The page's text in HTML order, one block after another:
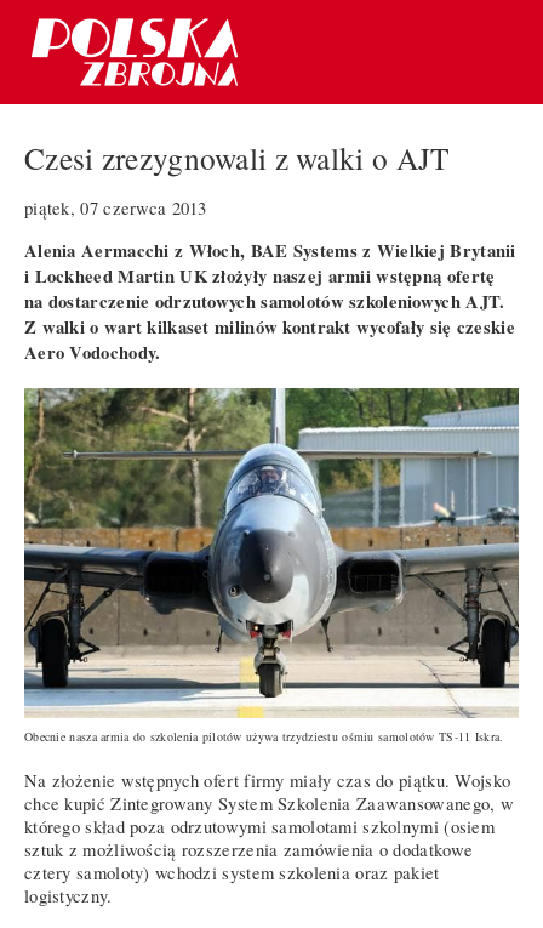
Czesi zrezygnowali z walki o AJT
piątek, 07 czerwca 2013
Alenia Aermacchi z Włoch, BAE Systems z Wielkiej Brytanii
i Lockheed Martin UK złożyły naszej armii wstępną ofertę
na dostarczenie odrzutowych samolotów szkoleniowych AJT.
Z walki o wart kilkaset milinów kontrakt wycofały się czeskie
Aero Vodochody.
Obecnie nasza armia do szkolenia pilotów używa trzydziestu ośmiu samolotów TS-11 Iskra.
Na złożenie wstępnych ofert firmy miały czas do piątku. Wojsko
chce kupić Zintegrowany System Szkolenia Zaawansowanego, w
którego skład poza odrzutowymi samolotami szkolnymi (osiem
sztuk z możliwością rozszerzenia zamówienia o dodatkowe
cztery samoloty) wchodzi system szkolenia oraz pakiet
logistyczny.